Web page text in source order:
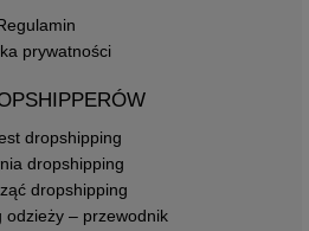
prywatności
dropshipping
dropshipping
dropshipping
odzieży – przewodnik